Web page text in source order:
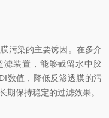
污染的主要诱因。在多介
滤装置，能够截留水中胶
数值，降低反渗透膜的污
期保持稳定的过滤效果。